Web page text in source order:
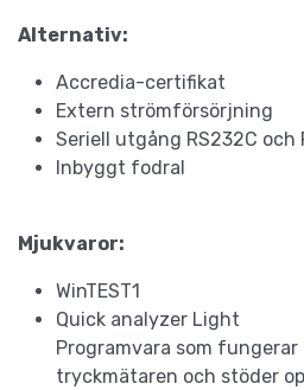
Alternativ:
Accredia-certifikat
Extern strömförsörjning
Seriell utgång RS232C och
Inbyggt fodral
Mjukvaror:
WinTEST1
Quick analyzer Light
Programvara som fungerar
tryckmätaren och stöder